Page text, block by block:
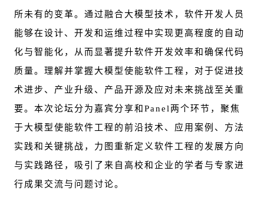
所未有的变革。通过融合大模型技术，软件开发人员
能够在设计、开发和运维过程中实现更高程度的自动
化与智能化，从而显著提升软件开发效率和确保代码
质量。理解并掌握大模型使能软件工程，对于促进技
术进步、产业升级、产品开源及应对未来挑战至关重
要。本次论坛分为嘉宾分享和Panel两个环节，聚焦
于大模型使能软件工程的前沿技术、应用案例、方法
实践和关键挑战，力图重新定义软件工程的发展方向
与实践路径，吸引了来自高校和企业的学者与专家进
行成果交流与问题讨论。